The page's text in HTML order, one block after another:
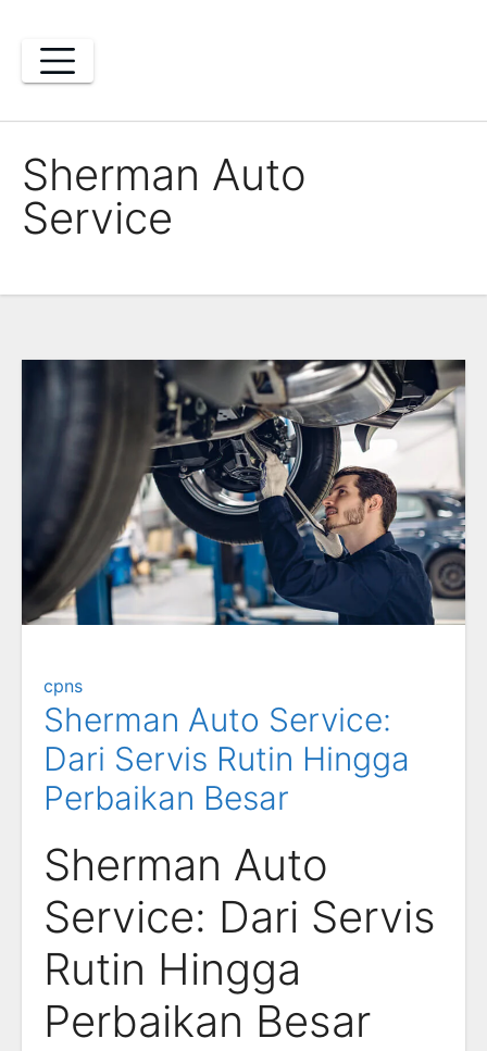
content
Sherman Auto
Service
cpns
Sherman Auto Service:
Dari Servis Rutin Hingga
Perbaikan Besar
Sherman Auto
Service: Dari Servis
Rutin Hingga
Perbaikan Besar